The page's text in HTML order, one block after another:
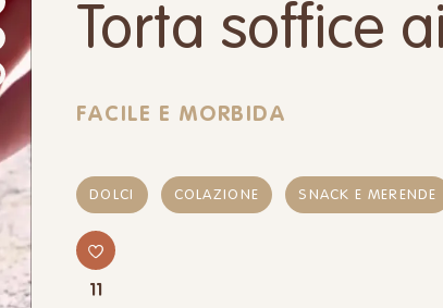
Torta soffice
FACILE E MORBIDA
DOLCI COLAZIONE SNACK E MERENDE
11